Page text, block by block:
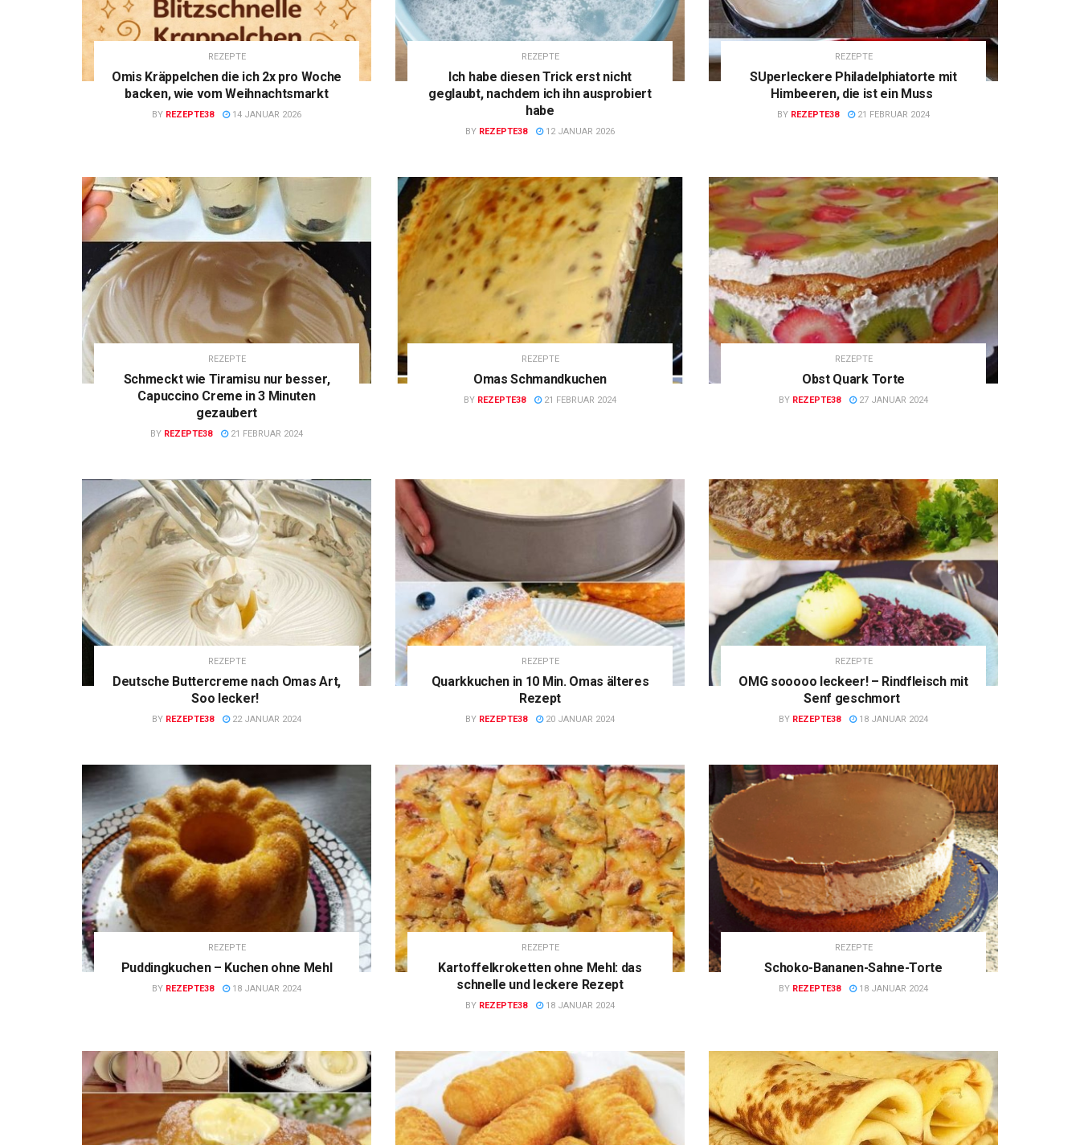
REZEPTE
Omis Kräppelchen die ich 2x pro Woche
backen, wie vom Weihnachtsmarkt
BY REZEPTE38 14 JANUAR 2026
REZEPTE
Ich habe diesen Trick erst nicht
geglaubt, nachdem ich ihn ausprobiert
habe
BY REZEPTE38 12 JANUAR 2026
REZEPTE
SUperleckere Philadelphiatorte mit
Himbeeren, die ist ein Muss
BY REZEPTE38 21 FEBRUAR 2024
REZEPTE
Schmeckt wie Tiramisu nur besser,
Capuccino Creme in 3 Minuten
gezaubert
BY REZEPTE38 21 FEBRUAR 2024
REZEPTE
Omas Schmandkuchen
BY REZEPTE38 21 FEBRUAR 2024
REZEPTE
Obst Quark Torte
BY REZEPTE38 27 JANUAR 2024
REZEPTE
Deutsche Buttercreme nach Omas Art,
Soo lecker!
BY REZEPTE38 22 JANUAR 2024
REZEPTE
Quarkkuchen in 10 Min. Omas älteres
Rezept
BY REZEPTE38 20 JANUAR 2024
REZEPTE
OMG sooooo leckeer! – Rindfleisch mit
Senf geschmort
BY REZEPTE38 18 JANUAR 2024
REZEPTE
Puddingkuchen – Kuchen ohne Mehl
BY REZEPTE38 18 JANUAR 2024
REZEPTE
Kartoffelkroketten ohne Mehl: das
schnelle und leckere Rezept
BY REZEPTE38 18 JANUAR 2024
REZEPTE
Schoko-Bananen-Sahne-Torte
BY REZEPTE38 18 JANUAR 2024